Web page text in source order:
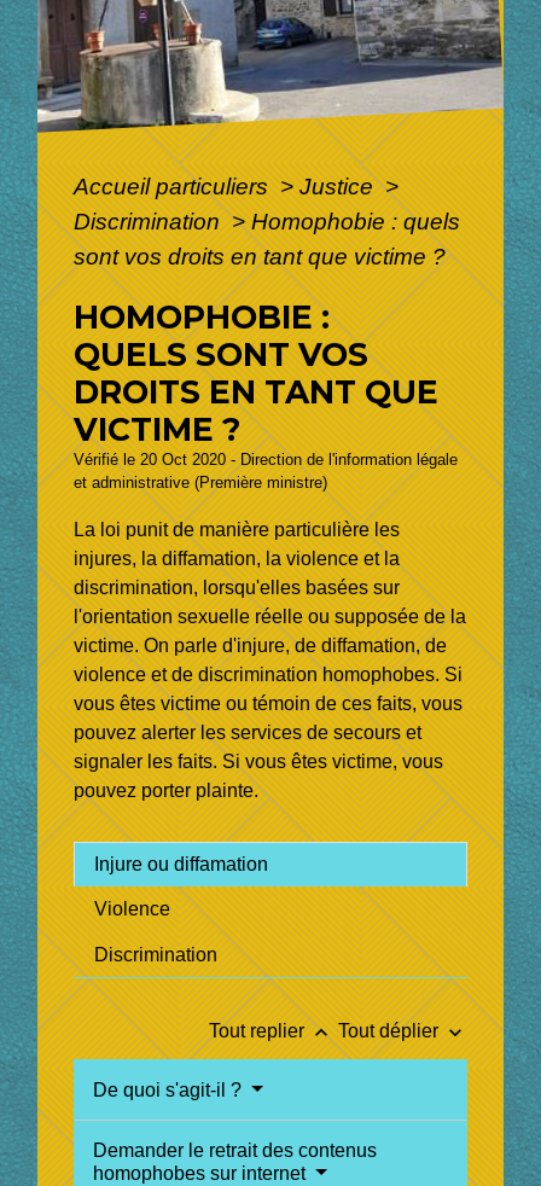
Accueil particuliers> Justice>
Discrimination> Homophobie : quels
sont vos droits en tant que victime ?
HOMOPHOBIE :
QUELS SONT VOS
DROITS EN TANT QUE
VICTIME ?
Vérifié le 20 Oct 2020 - Direction de l'information légale
et administrative (Première ministre)
La loi punit de manière particulière les
injures, la diffamation, la violence et la
discrimination, lorsqu'elles basées sur
l'orientation sexuelle réelle ou supposée de la
victime. On parle d'injure, de diffamation, de
violence et de discrimination homophobes. Si
vous êtes victime ou témoin de ces faits, vous
pouvez alerter les services de secours et
signaler les faits. Si vous êtes victime, vous
pouvez porter plainte.
Injure ou diffamation
Violence
Discrimination
Tout replierkeyboard_arrow_up Tout déplierkeyboard_arrow_down
De quoi s'agit-il ?
Demander le retrait des contenus
homophobes sur internet